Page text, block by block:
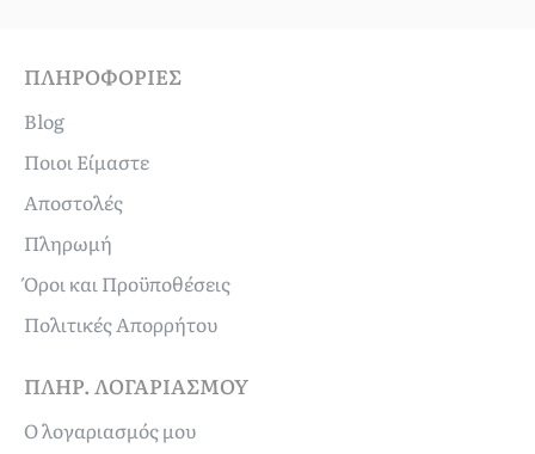
ΠΛΗΡΟΦΟΡΊΕΣ
Blog
Ποιοι Είμαστε
Αποστολές
Πληρωμή
Όροι και Προϋποθέσεις
Πολιτικές Απορρήτου
ΠΛΗΡ. ΛΟΓΑΡΙΑΣΜΟΎ
Ο λογαριασμός μου